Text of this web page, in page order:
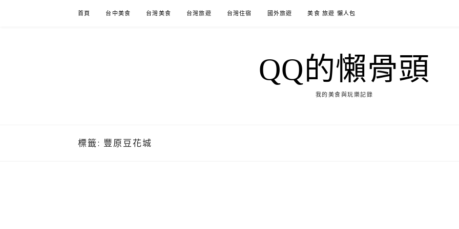
首頁 台中美食 台灣美食 台灣旅遊 台灣住宿 國外旅遊 美食 旅遊 懶人包
QQ的懶骨頭
我的美食與玩樂記錄
標籤: 豐原豆花城